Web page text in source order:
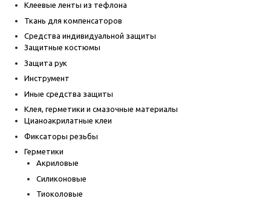
Клеевые ленты из тефлона
Ткань для компенсаторов
Средства индивидуальной защиты
Защитные костюмы
Защита рук
Инструмент
Иные средства защиты
Клея, герметики и смазочные материалы
Цианоакрилатные клеи
Фиксаторы резьбы
Герметики
Акриловые
Силиконовые
Тиоколовые